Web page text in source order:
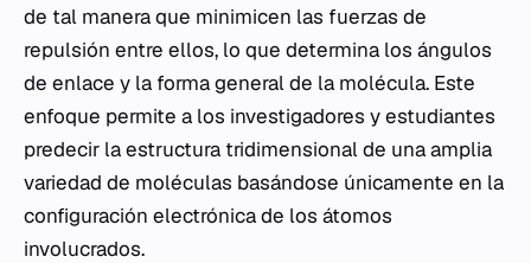
de tal manera que minimicen las fuerzas de
repulsión entre ellos, lo que determina los ángulos
de enlace y la forma general de la molécula. Este
enfoque permite a los investigadores y estudiantes
predecir la estructura tridimensional de una amplia
variedad de moléculas basándose únicamente en la
configuración electrónica de los átomos
involucrados.